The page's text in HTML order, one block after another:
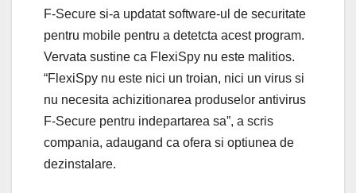
F-Secure si-a updatat software-ul de securitate
pentru mobile pentru a detetcta acest program.
Vervata sustine ca FlexiSpy nu este malitios.
“FlexiSpy nu este nici un troian, nici un virus si
nu necesita achizitionarea produselor antivirus
F-Secure pentru indepartarea sa”, a scris
compania, adaugand ca ofera si optiunea de
dezinstalare.